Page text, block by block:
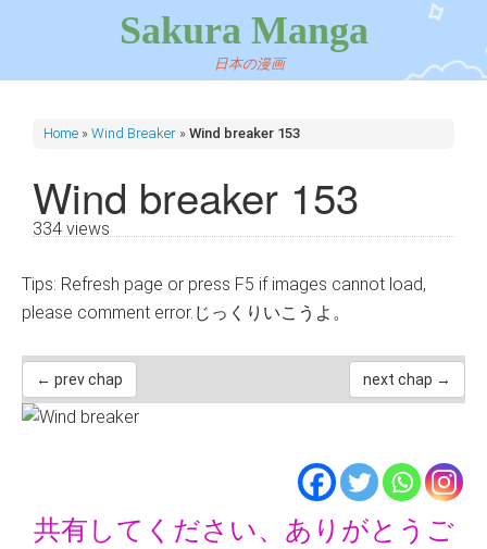
Sakura Manga
日本の漫画
Home » Wind Breaker » Wind breaker 153
Wind breaker 153
334 views
Tips: Refresh page or press F5 if images cannot load,
please comment error.じっくりいこうよ。
← prev chap next chap →
共有してください、ありがとうご